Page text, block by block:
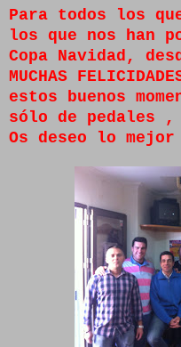
Para todos los
los que nos han
Copa Navidad,
MUCHAS
estos buenos
sólo de pedales
Os deseo lo